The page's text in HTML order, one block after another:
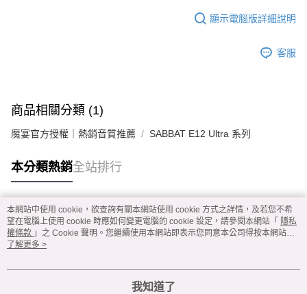
顯示電腦版詳細說明
客服
商品相關分類 (1)
魔宴官方授權｜熱銷音質推薦 SABBAT E12 Ultra 系列
本分類熱銷全站排行
熱門標籤
本網站中使用 cookie，欲查詢有關本網站使用 cookie 方式之詳情，及若您不希
望在電腦上使用 cookie 時應如何變更電腦的 cookie 設定，請參閱本網站「 隱私
權條款 」之 Cookie 聲明。您繼續使用本網站即表示您同意本公司得按本網站使
用條款之 Cookie 聲明使用 cookie。
了解更多 >
我知道了